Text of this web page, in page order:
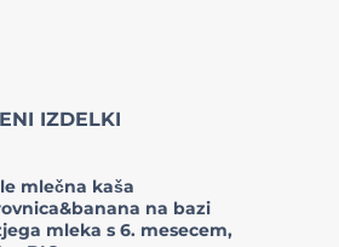
IZDELKI
mlečna kaša
na bazi
mleka s 6. mesecem,